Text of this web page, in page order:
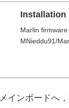
Installation
Marlin
MNieddu91/
インボードへ